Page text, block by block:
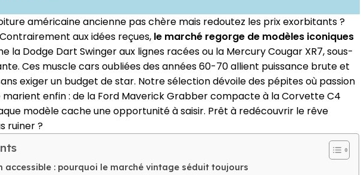
américaine ancienne pas chère mais redoutez les prix exorbitants ?
aux idées reçues, le marché regorge de modèles iconiques
la Dodge Dart Swinger aux lignes racées ou la Mercury Cougar XR7, sous-
Ces muscle cars oubliées des années 60-70 allient puissance brute et
exiger un budget de star. Notre sélection dévoile des pépites où passion
enfin : de la Ford Maverick Grabber compacte à la Corvette C4
modèle cache une opportunité à saisir. Prêt à redécouvrir le rêve
ruiner ?
accessible : pourquoi le marché vintage séduit toujours